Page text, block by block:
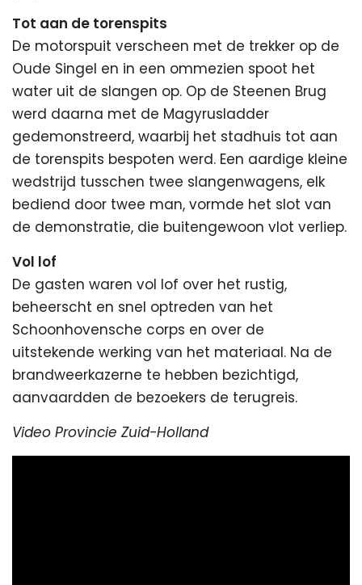
Tot aan de torenspits
De motorspuit verscheen met de trekker op de
Oude Singel en in een ommezien spoot het
water uit de slangen op. Op de Steenen Brug
werd daarna met de Magyrusladder
gedemonstreerd, waarbij het stadhuis tot aan
de torenspits bespoten werd. Een aardige kleine
wedstrijd tusschen twee slangenwagens, elk
bediend door twee man, vormde het slot van
de demonstratie, die buitengewoon vlot verliep.
Vol lof
De gasten waren vol lof over het rustig,
beheerscht en snel optreden van het
Schoonhovensche corps en over de
uitstekende werking van het materiaal. Na de
brandweerkazerne te hebben bezichtigd,
aanvaardden de bezoekers de terugreis.
Video Provincie Zuid-Holland